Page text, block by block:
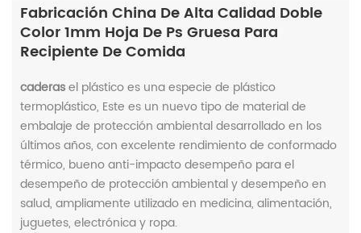
Fabricación China De Alta Calidad Doble
Color 1mm Hoja De Ps Gruesa Para
Recipiente De Comida
caderasel plástico es una especie de plástico
termoplástico, Este es un nuevo tipo de material de
embalaje de protección ambiental desarrollado en los
últimos años, con excelente rendimiento de conformado
térmico, bueno anti-impacto desempeño para el
desempeño de protección ambiental y desempeño en
salud, ampliamente utilizado en medicina, alimentación,
juguetes, electrónica y ropa.